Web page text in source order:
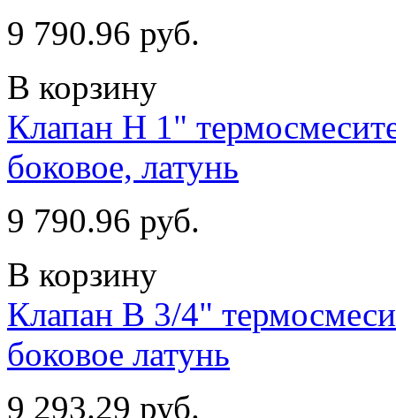
9 790.96 руб.
В корзину
Клапан Н 1"
боковое, латунь
9 790.96 руб.
В корзину
Клапан В 3/4"
боковое латунь
9 293.29 руб.